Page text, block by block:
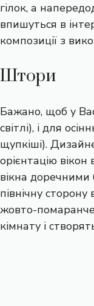
гілок, а
впишуться в
композиції з
Штори
Бажано, щоб у
світлі), і для
щупкіші).
орієнтацію вікон
вікна доречними
північну сторону
жовто-
кімнату і